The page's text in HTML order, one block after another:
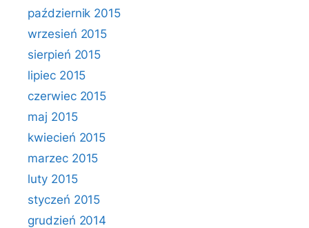
październik 2015
wrzesień 2015
sierpień 2015
lipiec 2015
czerwiec 2015
maj 2015
kwiecień 2015
marzec 2015
luty 2015
styczeń 2015
grudzień 2014